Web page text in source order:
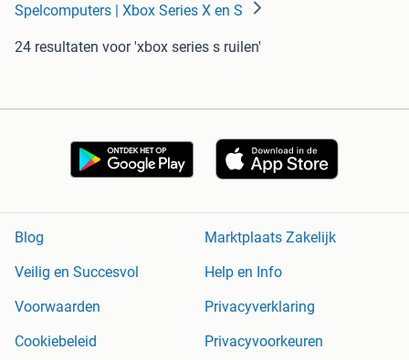
Spelcomputers | Xbox Series X en S
24 resultaten voor 'xbox series s ruilen'
Blog
Marktplaats Zakelijk
Veilig en Succesvol
Help en Info
Voorwaarden
Privacyverklaring
Cookiebeleid
Privacyvoorkeuren